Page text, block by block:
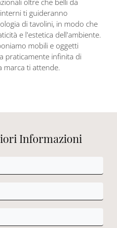
oltre che belli da
ti guideranno
di tavolini, in modo che
e l'estetica dell'ambiente.
mobili e oggetti
praticamente infinita di
marca ti attende.
Informazioni